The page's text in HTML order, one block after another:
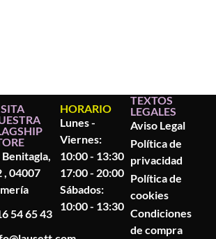
Benitagla,
, 04007
54 65 43
HORARIO
Lunes -
Viernes:
10:00 - 13:30
17:00 - 20:00
Sábados:
10:00 - 13:30
TEXTOS
LEGALES
Aviso Legal
Política de
privacidad
Política de
cookies
Condiciones
de compra